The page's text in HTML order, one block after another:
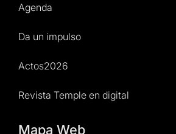
Agenda
Da un impulso
Actos2026
Revista Temple en digital
Mapa Web